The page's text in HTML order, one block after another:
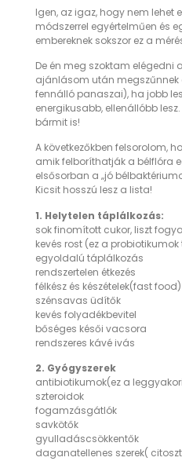
Igen, az igaz, hogy nem lehet
módszerrel egyértelműen és
embereknek sokszor ez a
De én meg szoktam elégedni
ajánlásom után megszűnnek
fennálló panaszai), ha jobb
energikusabb, ellenállóbb
bármit is!
A következőkben felsorolom,
amik felboríthatják a bélflóra
elsősorban a „jó
Kicsit hosszú lesz a lista!
1. Helytelen táplálkozás:
sok finomított cukor, liszt
kevés rost (ez a
egyoldalú táplálkozás
rendszertelen étkezés
félkész és készételek(fast food)
szénsavas üdítők
kevés folyadékbevitel
bőséges késői vacsora
rendszeres kávé ivás
2. Gyógyszerek
antibiotikumok(ez a
szteroidok
fogamzásgátlók
savkötők
gyulladáscsökkentők
daganatellenes szerek(